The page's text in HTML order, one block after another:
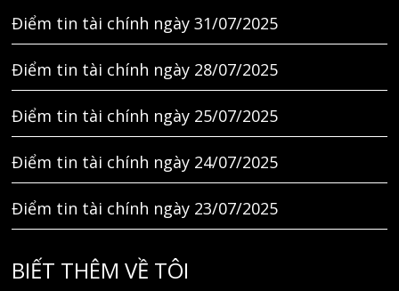
Điểm tin tài chính ngày 31/07/2025
Điểm tin tài chính ngày 28/07/2025
Điểm tin tài chính ngày 25/07/2025
Điểm tin tài chính ngày 24/07/2025
Điểm tin tài chính ngày 23/07/2025
BIẾT THÊM VỀ TÔI